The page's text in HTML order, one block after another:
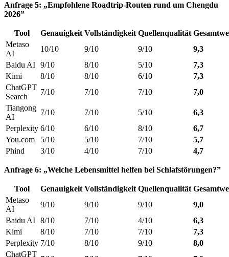
Anfrage 5: „Empfohlene Roadtrip-Routen rund um Chengdu
2026”
Tool Genauigkeit Vollständigkeit Quellenqualität
Metaso
AI
10/10 9/10 9/10
9,3
Baidu AI 9/10 8/10 5/10
7,3
Kimi
8/10 8/10 6/10
7,3
ChatGPT
Search
7/10 7/10 7/10
7,0
Tiangong
AI
7/10 7/10 5/10
6,3
Perplexity 6/10 6/10 8/10
6,7
You.com
5/10 5/10 7/10
5,7
Phind
3/10 4/10 7/10 4,7
Anfrage 6: „Welche Lebensmittel helfen bei Schlafstörungen?”
Tool Genauigkeit Vollständigkeit Quellenqualität
Metaso
AI
9/10 9/10 9/10
9,0
Baidu AI 8/10 7/10 4/10
6,3
Kimi
8/10 7/10 7/10
7,3
Perplexity 7/10 8/10 9/10
8,0
ChatGPT